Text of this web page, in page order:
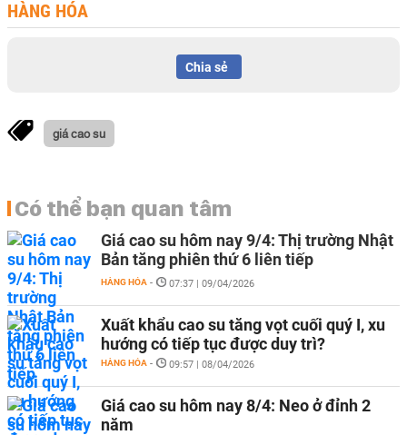
HÀNG HÓA
Chia sẻ
giá cao su
Có thể bạn quan tâm
Giá cao su hôm nay 9/4: Thị trường Nhật
Bản tăng phiên thứ 6 liên tiếp
HÀNG HÓA - 07:37 | 09/04/2026
Xuất khẩu cao su tăng vọt cuối quý I, xu
hướng có tiếp tục được duy trì?
HÀNG HÓA - 09:57 | 08/04/2026
Giá cao su hôm nay 8/4: Neo ở đỉnh 2
năm